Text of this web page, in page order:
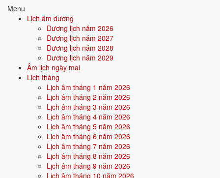
Menu
Lịch âm dương
Dương lịch năm 2026
Dương lịch năm 2027
Dương lịch năm 2028
Dương lịch năm 2029
Âm lịch ngày mai
Lịch tháng
Lịch âm tháng 1 năm 2026
Lịch âm tháng 2 năm 2026
Lịch âm tháng 3 năm 2026
Lịch âm tháng 4 năm 2026
Lịch âm tháng 5 năm 2026
Lịch âm tháng 6 năm 2026
Lịch âm tháng 7 năm 2026
Lịch âm tháng 8 năm 2026
Lịch âm tháng 9 năm 2026
Lịch âm tháng 10 năm 2026
Quan hệ Can × Chi (Kim khắc Mộc):
thân chế ngự hoàn cảnh. Tính cách mạnh mẽ, kiểm soát cao, dễ làm
Điểm mạnh:Quyết đoán, có khả năng dẫn dắt, biết cách áp đặt
và đạt mục tiêu.
Điểm cần lưu ý:
cách hòa hợp.
Bối cảnh vận khí khi sinh năm 1951
Người sinh năm1951rơi vào Vận 5 - Ngũ Hoàng Thổ
trong chu kỳ Tam Nguyên Cửu Vận. Mệnh Mộc sinh trong Vận 5 Ngũ
Hoàng Thổ (Thổ) - mộc khắc thổ: bản mệnh phải vượt qua thử thách
của thời đại để khẳng định mình, nhưng nếu vượt được sẽ tạo nên dấu